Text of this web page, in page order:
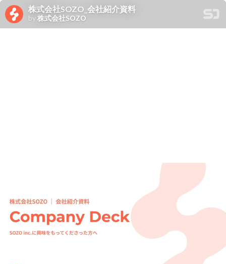
株式会社SOZO_会社紹介資料
by株式会社SOZO